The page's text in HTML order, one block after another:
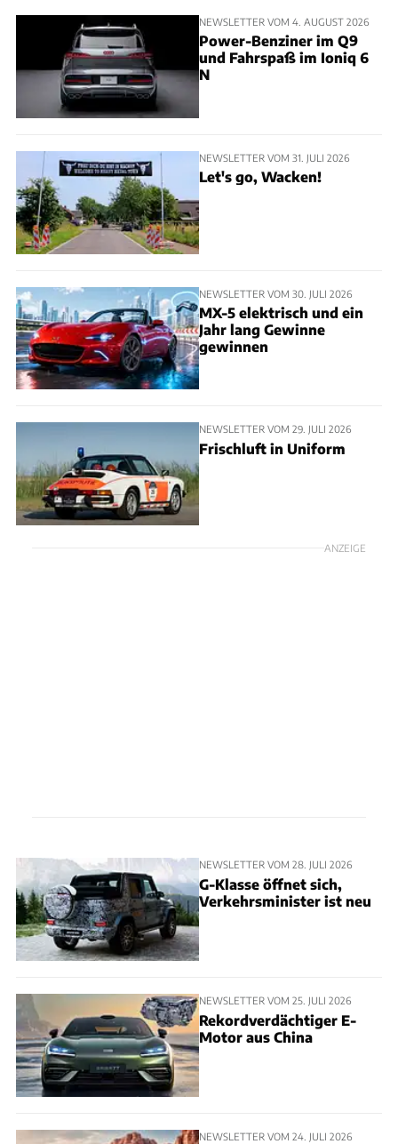
NEWSLETTER VOM 4. AUGUST 2026
Power-Benziner im Q9
und Fahrspaß im Ioniq 6
N
NEWSLETTER VOM 31. JULI 2026
Let's go, Wacken!
NEWSLETTER VOM 30. JULI 2026
MX-5 elektrisch und ein
Jahr lang Gewinne
gewinnen
NEWSLETTER VOM 29. JULI 2026
Frischluft in Uniform
ANZEIGE
NEWSLETTER VOM 28. JULI 2026
G-Klasse öffnet sich,
Verkehrsminister ist neu
NEWSLETTER VOM 25. JULI 2026
Rekordverdächtiger E-
Motor aus China
NEWSLETTER VOM 24. JULI 2026